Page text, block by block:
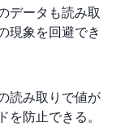
データも読み取
現象を回避でき
読み取りで値が
防止できる。